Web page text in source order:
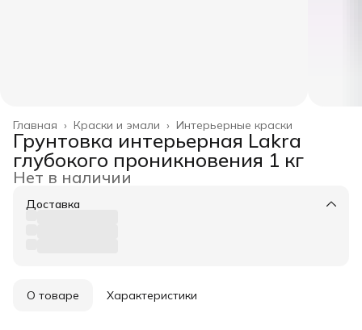
Интерьерные краски
Краски и эмали ›
Главная ›
Грунтовка интерьерная Lakra
глубокого проникновения 1 кг
Нет в наличии
Доставка
О товаре Характеристики